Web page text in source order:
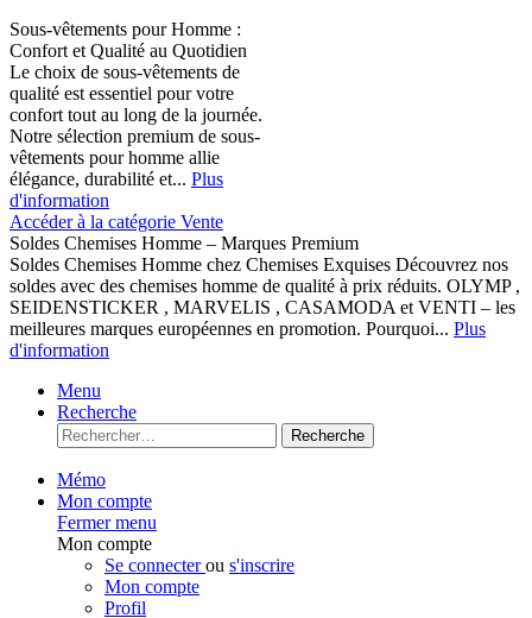
Sous-vêtements pour Homme :
Confort et Qualité au Quotidien
Le choix de sous-vêtements de
qualité est essentiel pour votre
confort tout au long de la journée.
Notre sélection premium de sous-
vêtements pour homme allie
élégance, durabilité et... Plus
d'information
Accéder à la catégorie Vente
Soldes Chemises Homme – Marques Premium
Soldes Chemises Homme chez Chemises Exquises Découvrez nos
soldes avec des chemises homme de qualité à prix réduits. OLYMP ,
SEIDENSTICKER , MARVELIS , CASAMODA et VENTI – les
meilleures marques européennes en promotion. Pourquoi... Plus
d'information
Menu
Recherche
Recherche
Mémo
Mon compte
Fermer menu
Mon compte
Se connecterou s'inscrire
Mon compte
Profil